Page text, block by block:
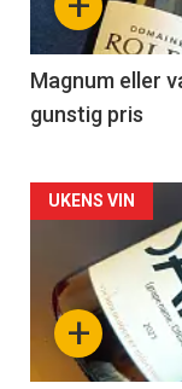
3
Magnum eller
gunstig pris
Forsiden
akkurat
nå+
UKENS VIN